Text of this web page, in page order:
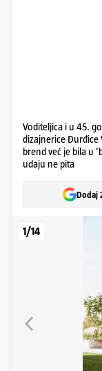
Voditeljica i u 45.
dizajnerice Đurđice
brend već je bila u
udaju ne pita
Dodaj
1/14